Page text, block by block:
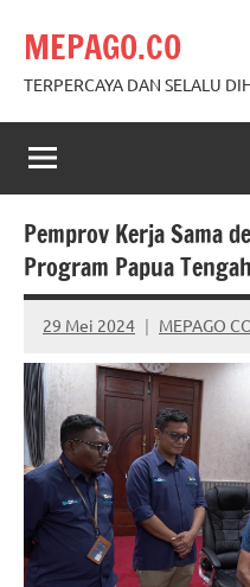
content
MEPAGO.CO
TERPERCAYA DAN SELALU
Pemprov Kerja Sama
Program Papua
29 Mei 2024 MEPAGO
No
comments